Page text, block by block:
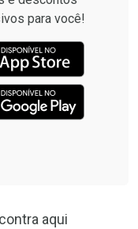
para você!
aqui